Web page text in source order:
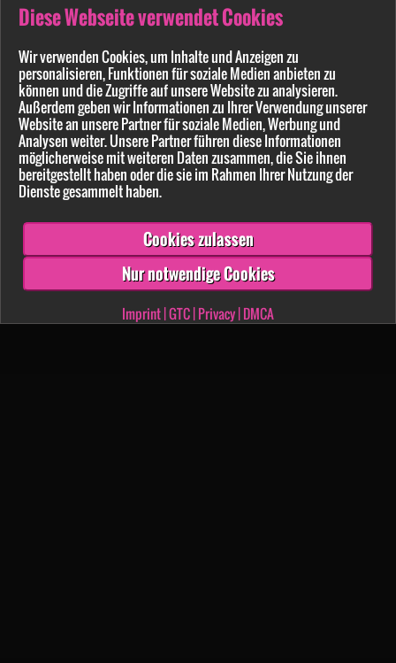
Diese Webseite verwendet Cookies
Wir verwenden Cookies, um Inhalte und Anzeigen zu
personalisieren, Funktionen für soziale Medien anbieten zu
können und die Zugriffe auf unsere Website zu analysieren.
Außerdem geben wir Informationen zu Ihrer Verwendung unserer
Website an unsere Partner für soziale Medien, Werbung und
Analysen weiter. Unsere Partner führen diese Informationen
möglicherweise mit weiteren Daten zusammen, die Sie ihnen
bereitgestellt haben oder die sie im Rahmen Ihrer Nutzung der
Dienste gesammelt haben.
Cookies zulassen
Nur notwendige Cookies
Imprint|GTC|Privacy|DMCA
rechtswidrigen Inhalten können strafbar sein.
Pflichtfelder sind mit * markiert
Bitte beachten Sie unsereDatenschutzerklärung.